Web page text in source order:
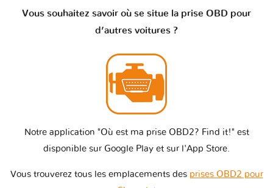
Vous souhaitez savoir où se situe la prise OBD pour
d’autres voitures ?
Notre application "Où est ma prise OBD2? Find it!" est
disponible sur Google Play et sur l'App Store.
Vous trouverez tous les emplacements des prises OBD2 pour